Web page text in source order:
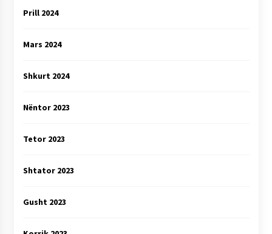
Prill 2024
Mars 2024
Shkurt 2024
Nëntor 2023
Tetor 2023
Shtator 2023
Gusht 2023